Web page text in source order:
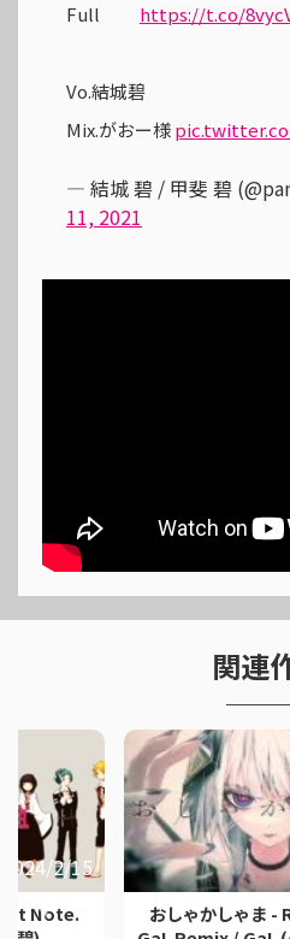
Full https://t.co/
Vo.結城碧
Mix.がおー様
— 結城 碧 / 甲斐 碧
11, 2021
関連
2024/2/15
Note.
おしゃかしゃま -